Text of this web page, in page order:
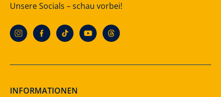
Unsere Socials – schau vorbei!
INFORMATIONEN